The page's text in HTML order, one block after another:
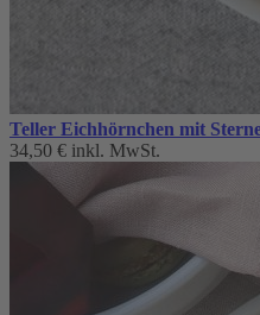
Teller Eichhörnchen mit
34,50 € inkl. MwSt.